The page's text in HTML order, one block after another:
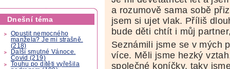
Dnešní téma
Opustit nemocného
manžela? Je mi strašně.
(218)
Další smutné Vánoce.
Covid (219)
Touhu po dítěti vyřešila
a rozumově sama sobě
jsem si ujet vlak. Příliš
bude děti chtít i můj
Seznámili jsme se v mých
více. Měli jsme hezký
společné koníčky, taky